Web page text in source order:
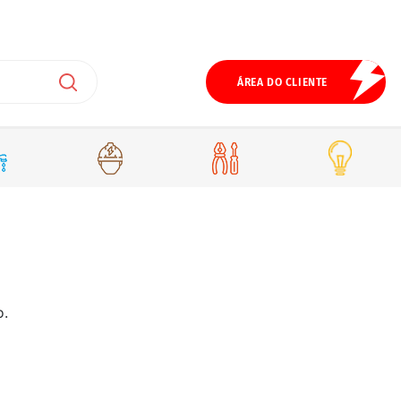
ÁREA DO CLIENTE